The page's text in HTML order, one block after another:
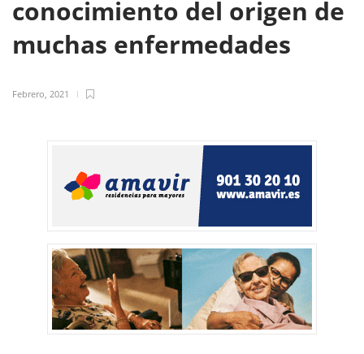
conocimiento del origen de
muchas enfermedades
Febrero, 2021